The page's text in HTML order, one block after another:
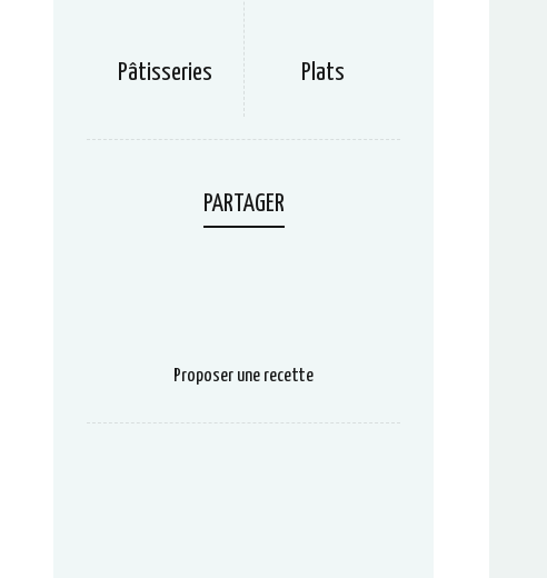
Pâtisseries Plats
PARTAGER
Proposer une recette